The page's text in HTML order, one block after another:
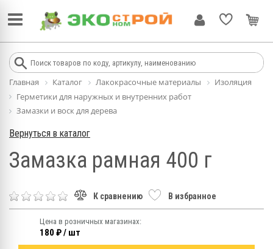
Главная Каталог Лакокрасочные материалы
Изоляция
Герметики для наружных и внутренних работ
Замазки и воск для дерева
Вернуться в каталог
Замазка рамная 400 г
К сравнению В избранное
Цена в розничных магазинах:
180 ₽ / шт